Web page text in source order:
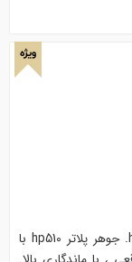
ویژه
فروش جوهر پلاتر hp500. فروش جوهر پلاتر hp510. جوهر پلاتر hp510 با